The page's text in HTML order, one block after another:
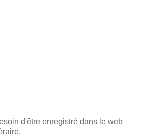
d'être enregistré dans le web